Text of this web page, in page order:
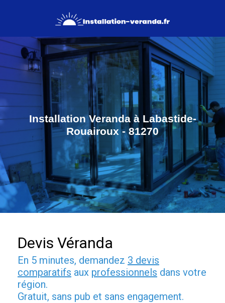
Installation Veranda à Labastide-
Rouairoux - 81270
Devis Véranda
En 5 minutes, demandez 3 devis
comparatifs aux professionnels dans votre
région.
Gratuit, sans pub et sans engagement.